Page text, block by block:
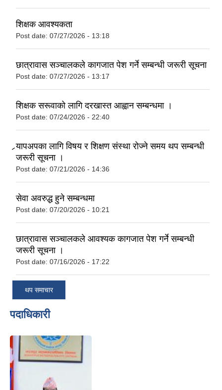
शिक्षक आवश्यकता
Post date: 07/27/2026 - 13:18
छात्रावास सञ्चालकले कागजात पेश गर्ने सम्बन्धी जरूरी सूचना
Post date: 07/27/2026 - 13:17
शिक्षक सरूवाको लागि दरखास्त आह्वान सम्बन्धमा ।
Post date: 07/24/2026 - 22:40
र्‍यापअपका लागि विषय र शिक्षण संस्था रोज्ने समय थप सम्बन्धी
जरूरी सूचना ।
Post date: 07/21/2026 - 14:36
सेवा अवरुद्ध हुने सम्बन्धमा
Post date: 07/20/2026 - 10:21
छात्रावास सञ्चालकले आवश्यक कागजात पेश गर्ने सम्बन्धी
जरूरी सूचना ।
Post date: 07/16/2026 - 17:22
थप समाचार
पदाधिकारी